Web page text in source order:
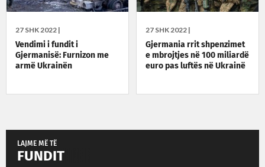
27 SHK 2022 |
Gjermania rrit shpenzimet
e mbrojtjes në 100 miliardë
euro pas luftës në Ukrainë
27 SHK 2022 |
Vendimi i fundit i
Gjermanisë: Furnizon me
armë Ukrainën
LAJME MË TË
FUNDIT